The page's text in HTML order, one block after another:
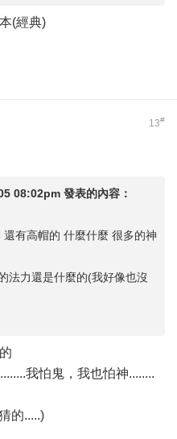
(經典)
13#
08:02pm 發表的內容：
有高帽的 什麼什麼 很多的神
法力還是什麼的(我好像也沒
我怕鬼，我也怕神........
的.....)